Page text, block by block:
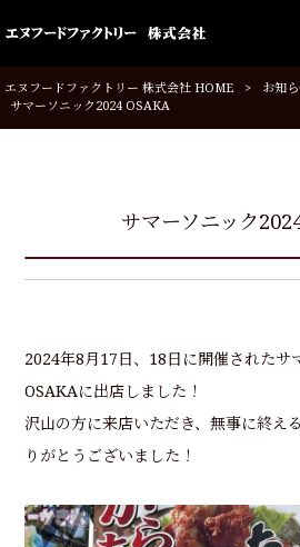
エヌフードファクトリー 株式会社 HOME > お知
サマーソニック2024 OSAKA
サマーソニック
2024年8月17日、18日に開催されたサ
OSAKAに出店しました！
沢山の方に来店いただき、無事に終え
りがとうございました！